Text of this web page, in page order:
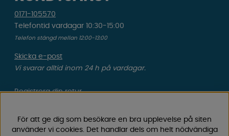
0171-105570
Telefontid vardagar 10:30-15:00
Telefon stängd mellan 12:00-13:00
Skicka e-post
Vi svarar alltid inom 24 h på vardagar.
Registrera din retur
Registrera din reklamation
För att ge dig som besökare en bra upplevelse på siten
använder vi cookies. Det handlar dels om helt nödvändiga